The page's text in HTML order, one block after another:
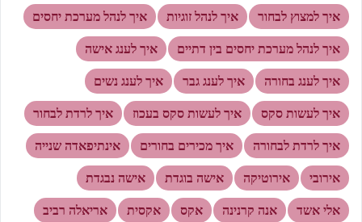
איך למצוץ לבחור איך לנהל זוגיות איך לנהל מערכת יחסים
איך לנהל מערכת יחסים בין דתיים איך לענג אישה
איך לענג בחורה איך לענג גבר איך לענג נשים
איך לעשות סקס איך לעשות סקס בעכוז איך לרדת לבחור
איך לרדת לבחורה איך מכירים בחורים אינתיפאדה שנייה
אירובי אירוטיקה אישה בוגדת אישה נבגדת
אלי אשד אנה קרנינה אקס אקסית אריאלה רביב